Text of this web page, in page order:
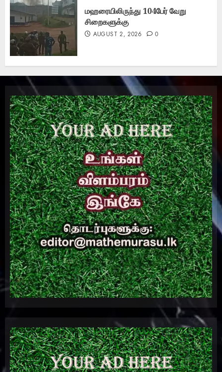
மஹரையிலிருந்து 104பேர் வேறு
சிறைகளுக்கு
AUGUST 2, 2026 0